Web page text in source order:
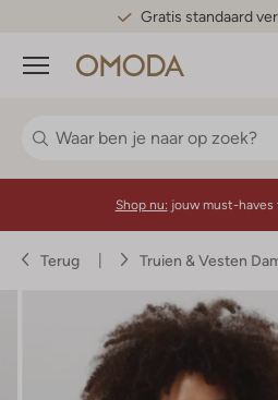
Gratis standaard
Menu
Shop nu: jouw must-
Terug Truien & Vesten